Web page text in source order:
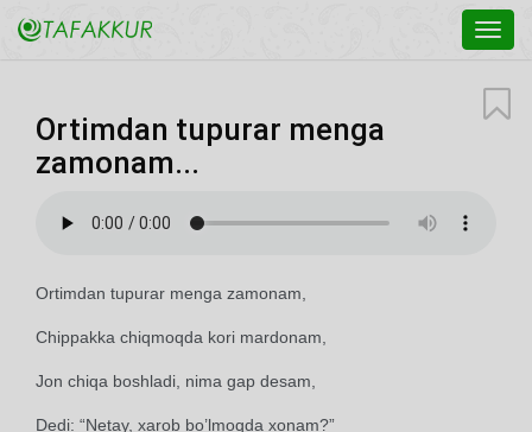
Ortimdan tupurar menga
zamonam...
Ortimdan tupurar menga zamonam,
Chippakka chiqmoqda kori mardonam,
Jon chiqa boshladi, nima gap desam,
Dedi: “Netay, xarob bo’lmoqda xonam?”